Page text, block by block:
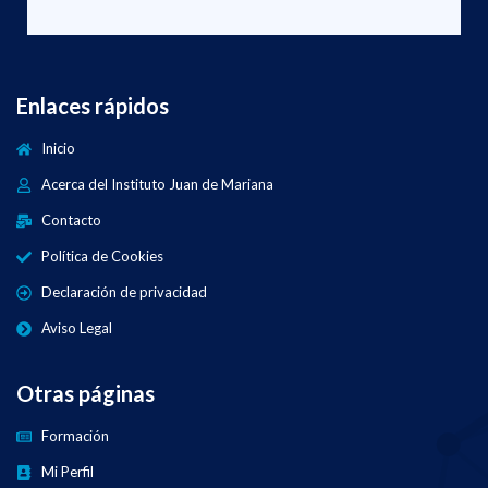
Enlaces rápidos
Inicio
Acerca del Instituto Juan de Mariana
Contacto
Política de Cookies
Declaración de privacidad
Aviso Legal
Otras páginas
Formación
Mi Perfil